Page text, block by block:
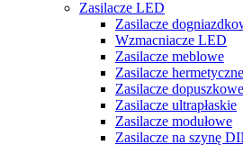
Zasilacze LED
Zasilacze
Wzmacniacze LED
Zasilacze meblowe
Zasilacze hermetyczne
Zasilacze dopuszkowe
Zasilacze ultrapłaskie
Zasilacze modułowe
Zasilacze na szynę